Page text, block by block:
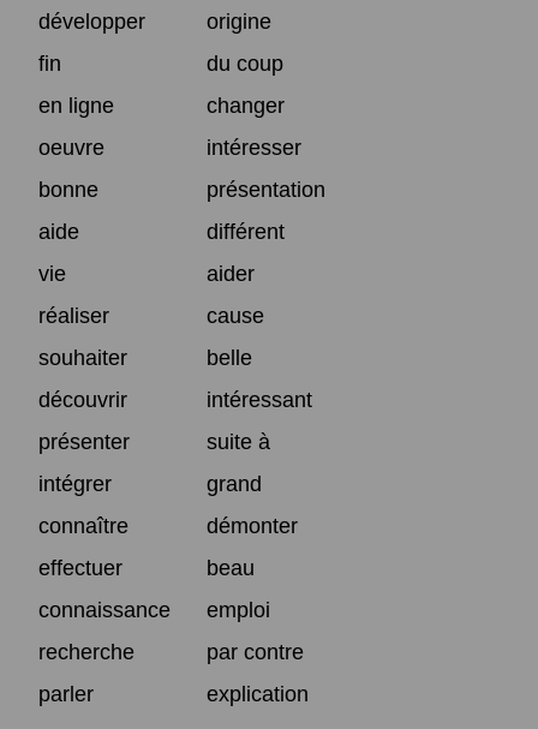
développer
origine
fin
du coup
en ligne
changer
oeuvre
intéresser
bonne
présentation
aide
différent
vie
aider
réaliser
cause
souhaiter
belle
découvrir
intéressant
présenter
suite à
intégrer
grand
connaître
démonter
effectuer
beau
connaissance
emploi
recherche
par contre
parler
explication